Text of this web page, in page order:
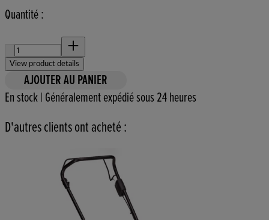
Quantité :
Quantité :
View product details
AJOUTER AU PANIER
En stock | Généralement expédié sous 24 heures
D'autres clients ont acheté :